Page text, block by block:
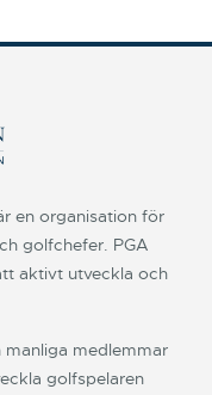
en organisation för
golfchefer. PGA
aktivt utveckla och
manliga medlemmar
golfspelaren